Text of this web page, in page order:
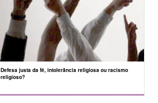
Defesa justa da fé, intolerância religiosa ou racismo
religioso?